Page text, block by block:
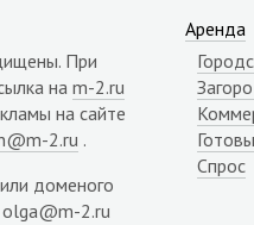
При
на m-2.ru
на сайте
2.ru .
доменого
2.ru
Аренда
Спрос